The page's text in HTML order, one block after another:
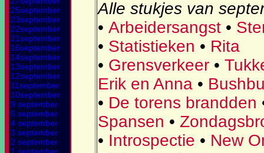
25september
23september
22september
21september
16september
14september
13september
12september
11september
10september
9 september
5 september
4 september
3 september
2 september
Alle stukjes van
• Arbeidersangst •
• Statistieken • Rita
• Grensverkeer •
Erik en Anna •
• De torens brandden
Spansen •
• Introspectie • New